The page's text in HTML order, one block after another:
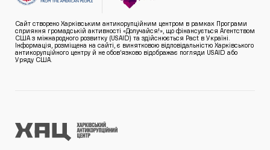
Сайт створено Харківським антикорупційним центром в рамках Програми
сприяння громадській активності «Долучайся!», що фінансується Агентством
США з міжнародного розвитку (USAID) та здійснюється Pact в Україні.
Інформація, розміщена на сайті, є винятковою відповідальністю Харківського
антикорупційного центру й не обов’язково відображає погляди USAID або
Уряду США.